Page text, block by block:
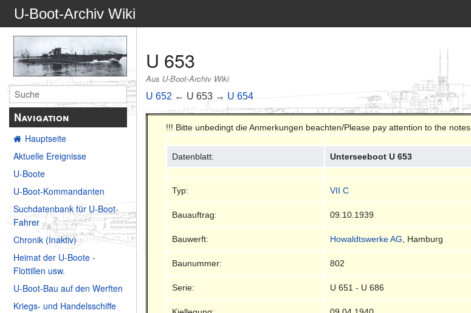
U-Boot-Archiv Wiki
Navigation
Hauptseite
Aktuelle Ereignisse
U-Boote
U-Boot-Kommandanten
Suchdatenbank für U-Boot-
Fahrer
Chronik (Inaktiv)
Heimat der U-Boote -
Flottillen usw.
U-Boot-Bau auf den Werften
Kriegs- und Handelsschiffe
U 653
Aus U-Boot-Archiv Wiki
U 652 ← U 653 → U 654
!!! Bitte unbedingt die Anmerkungen beachten/Please pay attention to the notes
Datenblatt: Unterseeboot U 653
Typ: VII C
Bauauftrag: 09.10.1939
Bauwerft: Howaldtswerke AG , Hamburg
Baunummer: 802
Serie: U 651 - U 686